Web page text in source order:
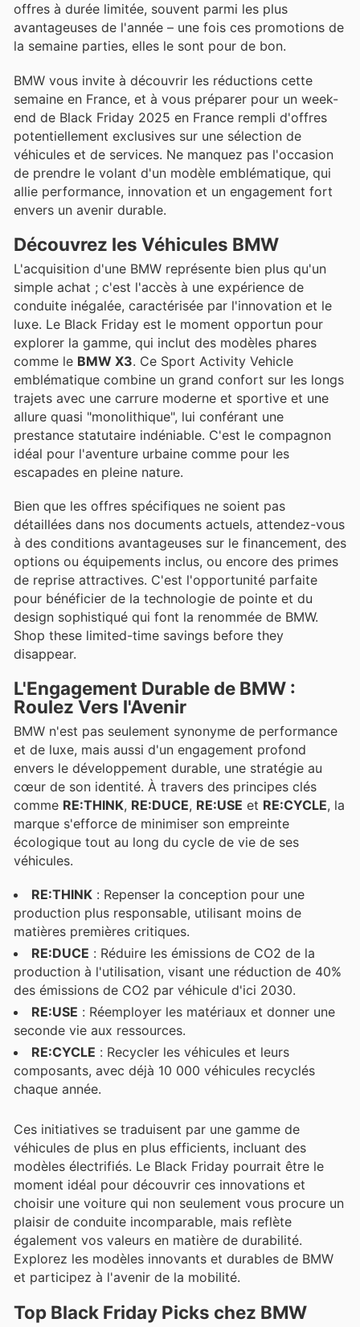
offres à durée limitée, souvent parmi les plus
avantageuses de l'année – une fois ces promotions de
la semaine parties, elles le sont pour de bon.
BMW vous invite à découvrir les réductions cette
semaine en France, et à vous préparer pour un week-
end de Black Friday 2025 en France rempli d'offres
potentiellement exclusives sur une sélection de
véhicules et de services. Ne manquez pas l'occasion
de prendre le volant d'un modèle emblématique, qui
allie performance, innovation et un engagement fort
envers un avenir durable.
Découvrez les Véhicules BMW
L'acquisition d'une BMW représente bien plus qu'un
simple achat ; c'est l'accès à une expérience de
conduite inégalée, caractérisée par l'innovation et le
luxe. Le Black Friday est le moment opportun pour
explorer la gamme, qui inclut des modèles phares
comme le BMW X3. Ce Sport Activity Vehicle
emblématique combine un grand confort sur les longs
trajets avec une carrure moderne et sportive et une
allure quasi "monolithique", lui conférant une
prestance statutaire indéniable. C'est le compagnon
idéal pour l'aventure urbaine comme pour les
escapades en pleine nature.
Bien que les offres spécifiques ne soient pas
détaillées dans nos documents actuels, attendez-vous
à des conditions avantageuses sur le financement, des
options ou équipements inclus, ou encore des primes
de reprise attractives. C'est l'opportunité parfaite
pour bénéficier de la technologie de pointe et du
design sophistiqué qui font la renommée de BMW.
Shop these limited-time savings before they
disappear.
L'Engagement Durable de BMW :
Roulez Vers l'Avenir
BMW n'est pas seulement synonyme de performance
et de luxe, mais aussi d'un engagement profond
envers le développement durable, une stratégie au
cœur de son identité. À travers des principes clés
comme RE:THINK, RE:DUCE, RE:USE et RE:CYCLE, la
marque s'efforce de minimiser son empreinte
écologique tout au long du cycle de vie de ses
véhicules.
RE:THINK : Repenser la conception pour une
production plus responsable, utilisant moins de
matières premières critiques.
RE:DUCE : Réduire les émissions de CO2 de la
production à l'utilisation, visant une réduction de 40%
des émissions de CO2 par véhicule d'ici 2030.
RE:USE : Réemployer les matériaux et donner une
seconde vie aux ressources.
RE:CYCLE : Recycler les véhicules et leurs
composants, avec déjà 10 000 véhicules recyclés
chaque année.
Ces initiatives se traduisent par une gamme de
véhicules de plus en plus efficients, incluant des
modèles électrifiés. Le Black Friday pourrait être le
moment idéal pour découvrir ces innovations et
choisir une voiture qui non seulement vous procure un
plaisir de conduite incomparable, mais reflète
également vos valeurs en matière de durabilité.
Explorez les modèles innovants et durables de BMW
et participez à l'avenir de la mobilité.
Top Black Friday Picks chez BMW